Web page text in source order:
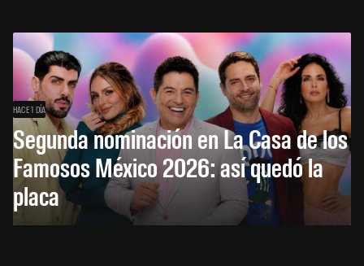
HACE 1 DÍA
Segunda nominación en La Casa de los
Famosos México 2026: así quedó la
placa